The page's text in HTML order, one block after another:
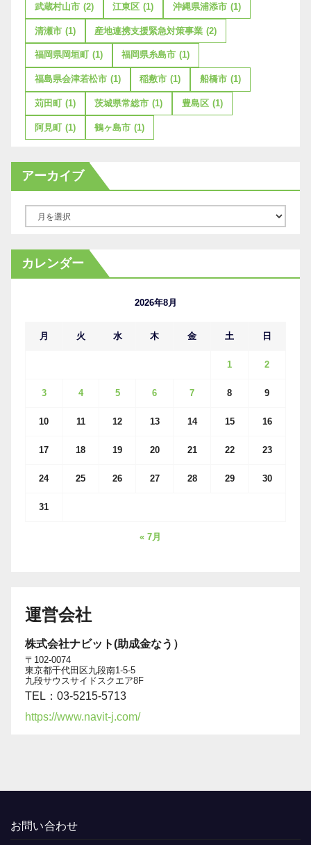
武蔵村山市 (2) 江東区 (1) 沖縄県浦添市 (1)
清瀬市 (1) 産地連携支援緊急対策事業 (2)
福岡県岡垣町 (1) 福岡県糸島市 (1)
福島県会津若松市 (1) 稲敷市 (1) 船橋市 (1)
苅田町 (1) 茨城県常総市 (1) 豊島区 (1)
阿見町 (1) 鶴ヶ島市 (1)
アーカイブ
カ
イ
カレンダー
2026年8月
月 火 水 木 金 土 日
1 2
3 4 5 6 7 8 9
10 11 12 13 14 15 16
17 18 19 20 21 22 23
24 25 26 27 28 29 30
31
« 7月
運営会社
株式会社ナビット(助成金なう）
〒102-0074
東京都千代田区九段南1-5-5
九段サウスサイドスクエア8F
TEL：03-5215-5713
https://www.navit-j.com/
お問い合わせ